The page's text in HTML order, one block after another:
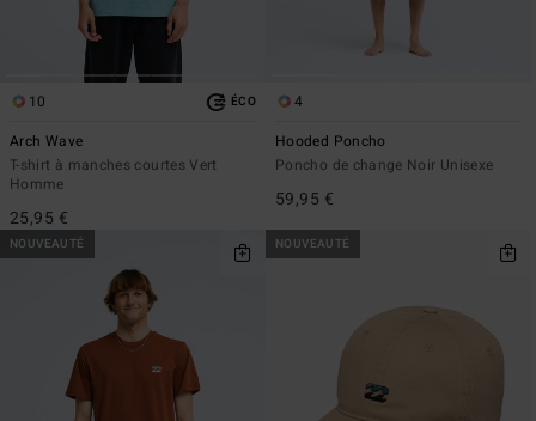
10 ÉCO
Arch Wave
T-shirt à manches courtes Vert
Homme
25,95 €
4
Hooded Poncho
Poncho de change Noir Unisexe
59,95 €
NOUVEAUTÉ NOUVEAUTÉ